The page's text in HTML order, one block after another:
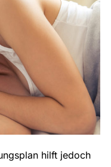
hilft jedoch